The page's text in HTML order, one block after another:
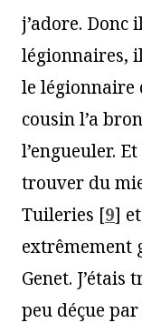
j’adore. Donc
légionnaires,
le légionnaire
cousin l’a
l’engueuler.
trouver du
Tuileries [9]
extrêmement
Genet.
peu déçue